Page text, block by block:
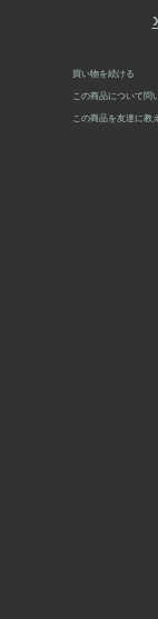
買い物を続ける
この商品について問
この商品を友達に教